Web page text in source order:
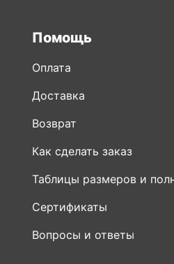
Помощь
Оплата
Доставка
Возврат
Как сделать заказ
Таблицы размеров и
Сертификаты
Вопросы и ответы